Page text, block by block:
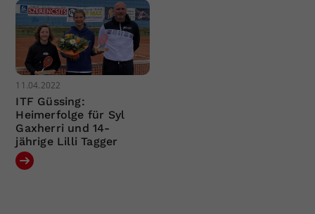
11.04.2022
ITF Güssing:
Heimerfolge für Syl
Gaxherri und 14-
jährige Lilli Tagger